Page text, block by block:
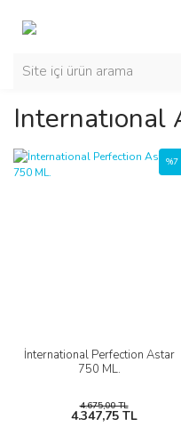
Internatıonal
İnternational Perfection Astar
750 ML.
%7
4.675,00 TL
4.347,75 TL